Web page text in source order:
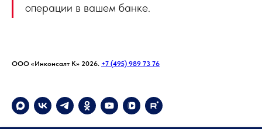
операции в вашем банке.
ООО «Инконсалт К» 2026. +7 (495) 989 73 76